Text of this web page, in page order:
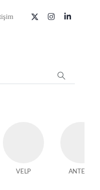
VELP ANTECH